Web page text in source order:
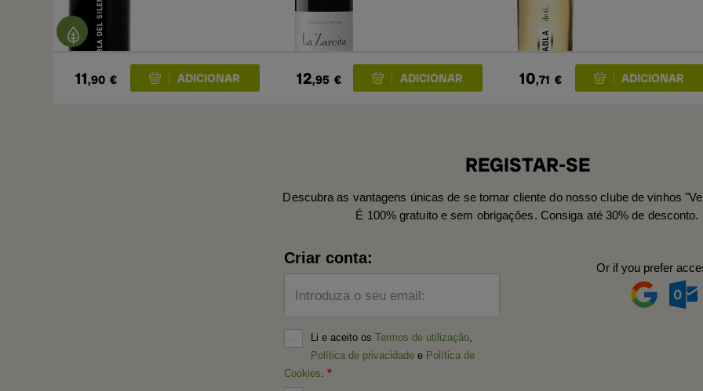
11,90 € 12,95 € 10,71 €
REGISTAR-SE
Descubra as vantagens únicas de se tornar cliente do nosso clube de vinhos
É 100% gratuito e sem obrigações. Consiga até 30% de desconto.
Criar conta:
Introduza o seu email:
Li e aceito os Termos de utilização,
Política de privacidade e Política de
Cookies.
Or if you prefer